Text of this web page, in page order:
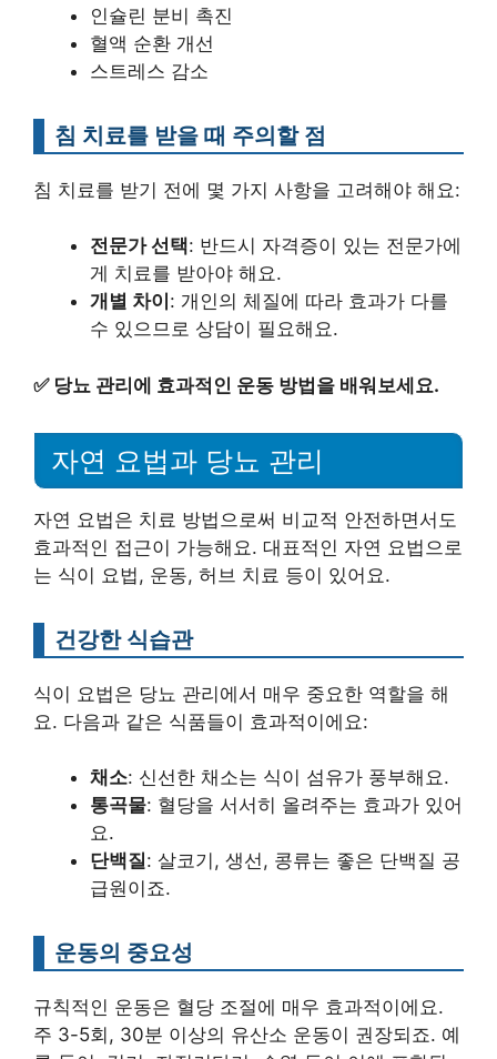
인슐린 분비 촉진
혈액 순환 개선
스트레스 감소
침 치료를 받을 때 주의할 점
침 치료를 받기 전에 몇 가지 사항을 고려해야 해요:
전문가 선택: 반드시 자격증이 있는 전문가에
게 치료를 받아야 해요.
개별 차이 : 개인의 체질에 따라 효과가 다를
수 있으므로 상담이 필요해요.
✅ 당뇨 관리에 효과적인 운동 방법을 배워보세요.
자연 요법과 당뇨 관리
자연 요법은 치료 방법으로써 비교적 안전하면서도
효과적인 접근이 가능해요. 대표적인 자연 요법으로
는 식이 요법, 운동, 허브 치료 등이 있어요.
건강한 식습관
식이 요법은 당뇨 관리에서 매우 중요한 역할을 해
요. 다음과 같은 식품들이 효과적이에요:
채소: 신선한 채소는 식이 섬유가 풍부해요.
통곡물: 혈당을 서서히 올려주는 효과가 있어
요.
단백질: 살코기, 생선, 콩류는 좋은 단백질 공
급원이죠.
운동의 중요성
규칙적인 운동은 혈당 조절에 매우 효과적이에요.
주 3-5회, 30분 이상의 유산소 운동이 권장되죠. 예